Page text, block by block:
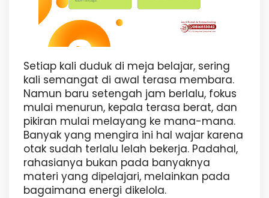
Setiap kali duduk di meja belajar, sering
kali semangat di awal terasa membara.
Namun baru setengah jam berlalu, fokus
mulai menurun, kepala terasa berat, dan
pikiran mulai melayang ke mana-mana.
Banyak yang mengira ini hal wajar karena
otak sudah terlalu lelah bekerja. Padahal,
rahasianya bukan pada banyaknya
materi yang dipelajari, melainkan pada
bagaimana energi dikelola.